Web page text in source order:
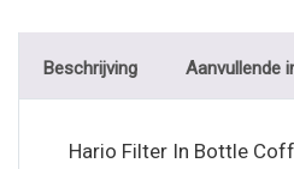
Beschrijving Aanvullende
Hario Filter In Bottle